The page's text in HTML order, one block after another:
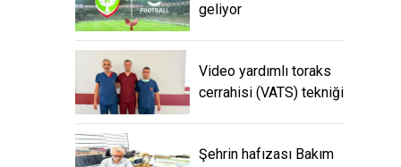
geliyor
Video yardımlı toraks
cerrahisi (VATS) tekniği
Şehrin hafızası Bakım